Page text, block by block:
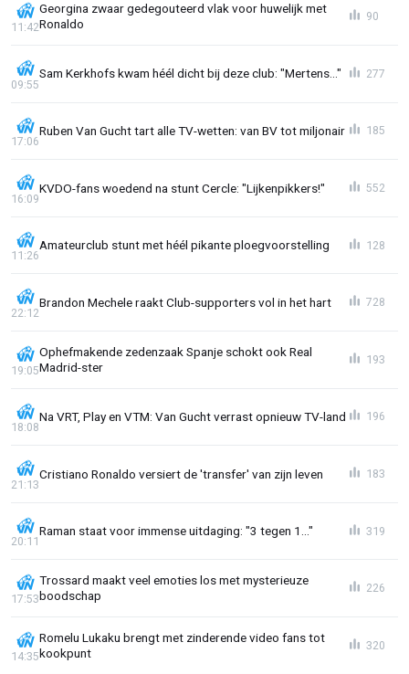
Georgina zwaar gedegouteerd vlak voor huwelijk met
Ronaldo
11:42
90
Sam Kerkhofs kwam héél dicht bij deze club: "Mertens..."
09:55
277
Ruben Van Gucht tart alle TV-wetten: van BV tot miljonair
17:06
185
KVDO-fans woedend na stunt Cercle: "Lijkenpikkers!"
16:09
552
Amateurclub stunt met héél pikante ploegvoorstelling
11:26
128
Brandon Mechele raakt Club-supporters vol in het hart
22:12
728
Ophefmakende zedenzaak Spanje schokt ook Real
Madrid-ster
19:05
193
Na VRT, Play en VTM: Van Gucht verrast opnieuw TV-land
18:08
196
Cristiano Ronaldo versiert de 'transfer' van zijn leven
21:13
183
Raman staat voor immense uitdaging: "3 tegen 1..."
20:11
319
Trossard maakt veel emoties los met mysterieuze
boodschap
17:53
226
Romelu Lukaku brengt met zinderende video fans tot
kookpunt
14:35
320